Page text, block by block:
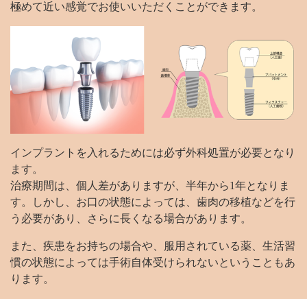
極めて近い感覚でお使いいただくことができます。
インプラントを入れるためには必ず外科処置が必要となり
ます。
治療期間は、個人差がありますが、半年から1年となりま
す。しかし、お口の状態によっては、歯肉の移植などを行
う必要があり、さらに長くなる場合があります。
また、疾患をお持ちの場合や、服用されている薬、生活習
慣の状態によっては手術自体受けられないということもあ
ります。